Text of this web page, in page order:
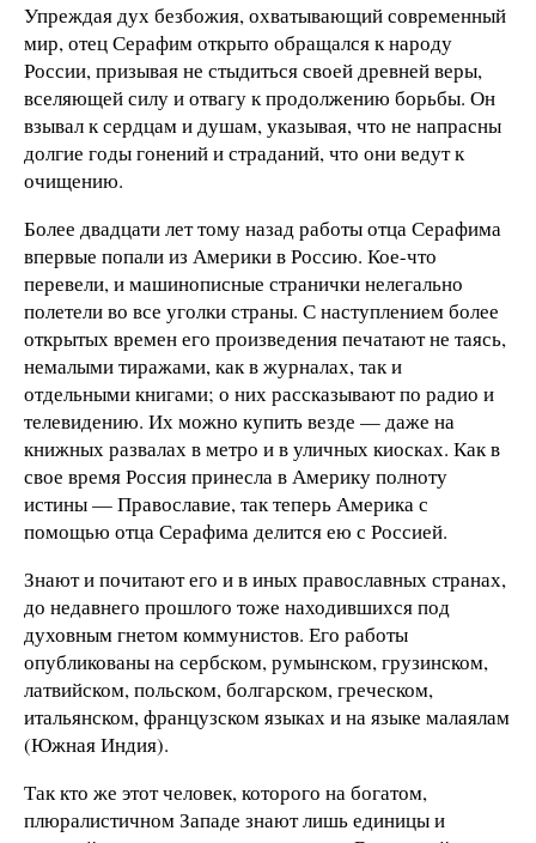
Упреждая дух безбожия, охватывающий современный
мир, отец Серафим открыто обращался к народу
России, призывая не стыдиться своей древней веры,
вселяющей силу и отвагу к продолжению борьбы. Он
взывал к сердцам и душам, указывая, что не напрасны
долгие годы гонений и страданий, что они ведут к
очищению.
Более двадцати лет тому назад работы отца Серафима
впервые попали из Америки в Россию. Кое-что
перевели, и машинописные странички нелегально
полетели во все уголки страны. С наступлением более
открытых времен его произведения печатают не таясь,
немалыми тиражами, как в журналах, так и
отдельными книгами; о них рассказывают по радио и
телевидению. Их можно купить везде — даже на
книжных развалах в метро и в уличных киосках. Как в
свое время Россия принесла в Америку полноту
истины — Православие, так теперь Америка с
помощью отца Серафима делится ею с Россией.
Знают и почитают его и в иных православных странах,
до недавнего прош­лого тоже находившихся под
духовным гнетом коммунистов. Его работы
опубликованы на сербском, румынском, грузинском,
латвийском, польском, болгарском, греческом,
итальянском, французском языках и на языке малаялам
(Южная Индия).
Так кто же этот человек, которого на богатом,
плюралистичном Западе знают лишь единицы и